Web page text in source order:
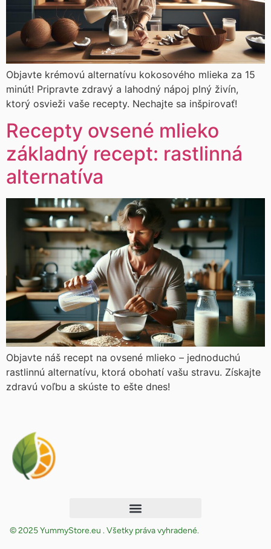
Objavte krémovú alternatívu kokosového mlieka za 15
minút! Pripravte zdravý a lahodný nápoj plný živín,
ktorý osvieži vaše recepty. Nechajte sa inšpirovať!
Recepty ovsené mlieko
základný recept: rastlinná
alternatíva
Objavte náš recept na ovsené mlieko – jednoduchú
rastlinnú alternatívu, ktorá obohatí vašu stravu. Získajte
zdravú voľbu a skúste to ešte dnes!
© 2025 YummyStore.eu . Všetky práva vyhradené.